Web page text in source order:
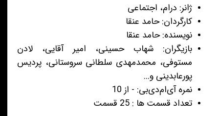
ژانر: درام، اجتماعی
کارگردان: حامد عنقا
نویسنده: حامد عنقا
بازیگران: شهاب حسینی، امیر آقایی، لادن
مستوفی، محمدمهدی سلطانی سروستانی، پردیس
پورعابدینی و...
نمره آی‌ام‌دی‌بی: - از 10
تعداد قسمت ها : 25 قسمت